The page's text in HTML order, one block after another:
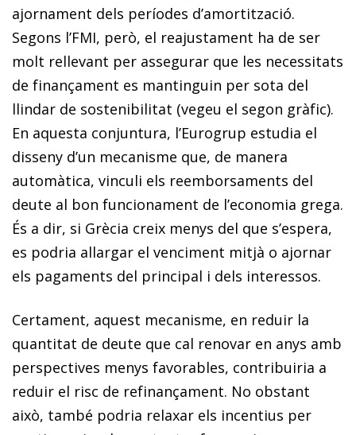
ajornament dels períodes d’amortització.
Segons l’FMI, però, el reajustament ha de ser
molt rellevant per assegurar que les necessitats
de finançament es mantinguin per sota del
llindar de sostenibilitat (vegeu el segon gràfic).
En aquesta conjuntura, l’Eurogrup estudia el
disseny d’un mecanisme que, de manera
automàtica, vinculi els reemborsaments del
deute al bon funcionament de l’economia grega.
És a dir, si Grècia creix menys del que s’espera,
es podria allargar el venciment mitjà o ajornar
els pagaments del principal i dels interessos.
Certament, aquest mecanisme, en reduir la
quantitat de deute que cal renovar en anys amb
perspectives menys favorables, contribuiria a
reduir el risc de refinançament. No obstant
això, també podria relaxar els incentius per